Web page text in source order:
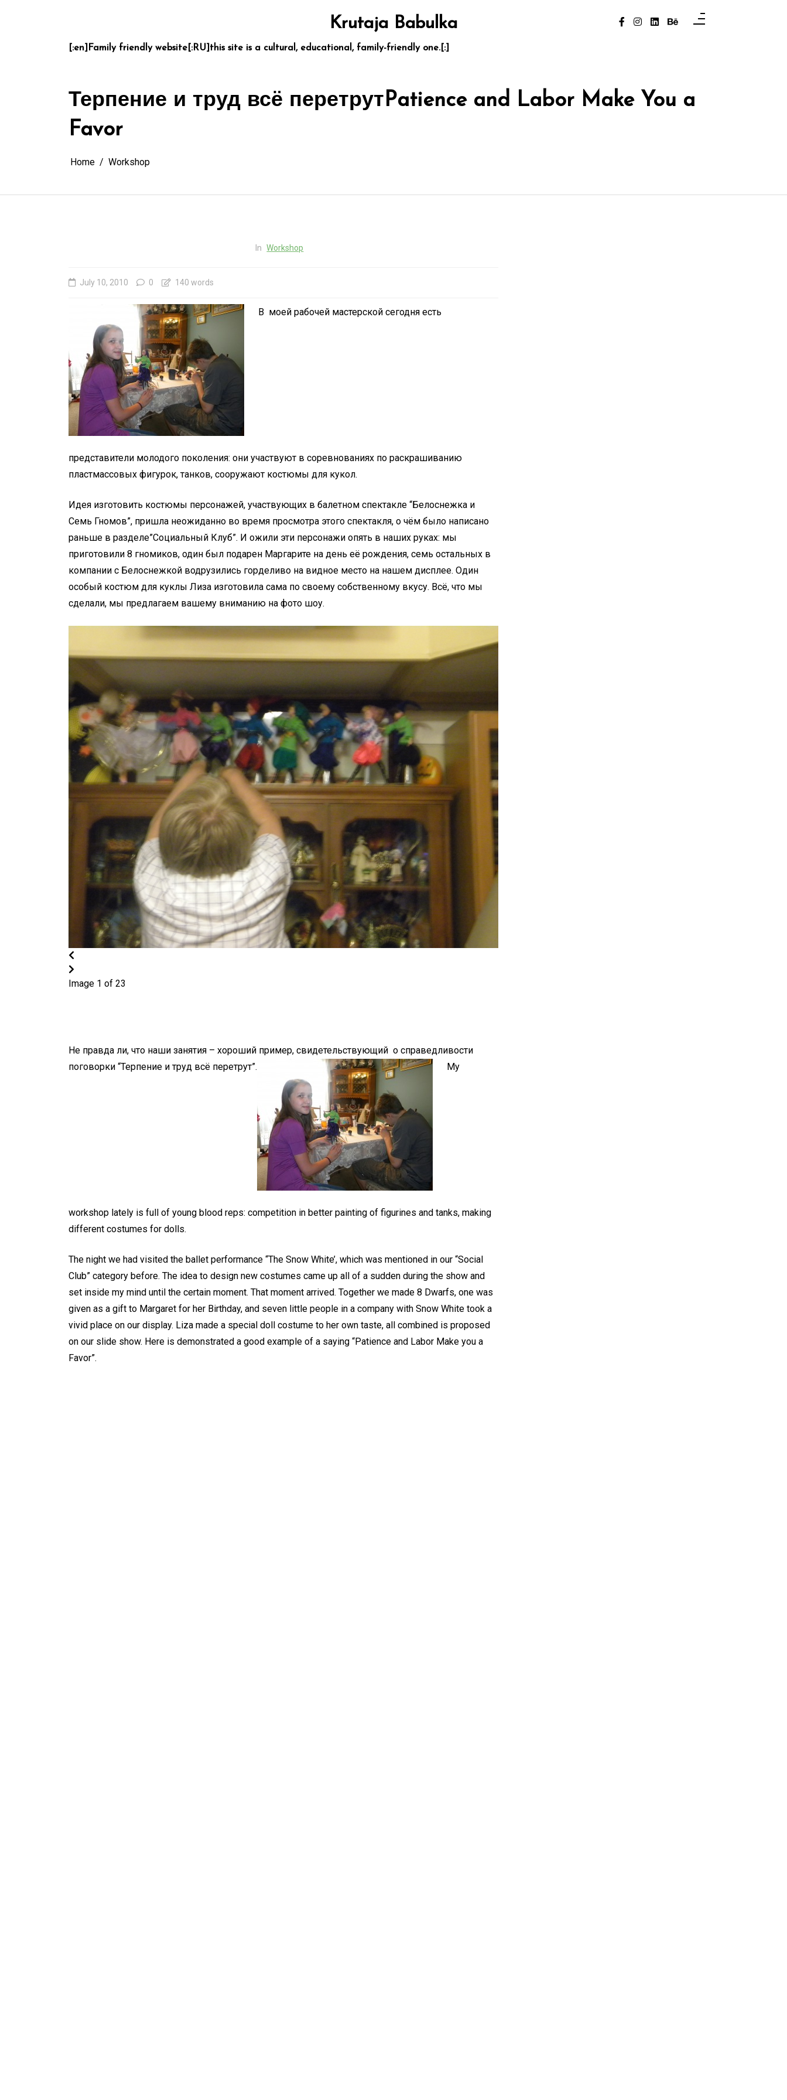
Krutaja Babulka
[:en]Family friendly website[:RU]this site is a cultural, educational, family-friendly one.[:]
Терпение и труд всё перетрутPatience and Labor Make You a
Favor
Home Workshop
In Workshop
July 10, 2010 0 140 words
В моей рабочей мастерской сегодня есть
представители молодого поколения: они участвуют в соревнованиях по раскрашиванию
пластмассовых фигурок, танков, сооружают костюмы для кукол.
Идея изготовить костюмы персонажей, участвующих в балетном спектакле “Белоснежка и
Семь Гномов”, пришла неожиданно во время просмотра этого спектакля, о чём было написано
раньше в разделе”Социальный Клуб”. И ожили эти персонажи опять в наших руках: мы
приготовили 8 гномиков, один был подарен Маргарите на день её рождения, семь остальных в
компании с Белоснежкой водрузились горделиво на видное место на нашем дисплее. Один
особый костюм для куклы Лиза изготовила сама по своему собственному вкусу. Всё, что мы
сделали, мы предлагаем вашему вниманию на фото шоу.
Image 1 of 23
Не правда ли, что наши занятия – хороший пример, свидетельствующий о справедливости
поговорки “Терпение и труд всё перетрут”.
My
workshop lately is full of young blood reps: competition in better painting of figurines and tanks, making
different costumes for dolls.
The night we had visited the ballet performance “The Snow White’, which was mentioned in our “Social
Club” category before. The idea to design new costumes came up all of a sudden during the show and
set inside my mind until the certain moment. That moment arrived. Together we made 8 Dwarfs, one was
given as a gift to Margaret for her Birthday, and seven little people in a company with Snow White took a
vivid place on our display. Liza made a special doll costume to her own taste, all combined is proposed
on our slide show. Here is demonstrated a good example of a saying “Patience and Labor Make you a
Favor”.